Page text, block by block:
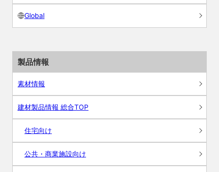
Global
製品情報
素材情報
建材製品情報 総合TOP
住宅向け
公共・商業施設向け